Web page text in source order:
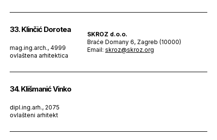
33. Klinčić Dorotea
mag.ing.arch., 4999
ovlaštena arhitektica
SKROZ d.o.o.
Braće Domany 6, Zagreb (10000)
Email: skroz@skroz.org
34. Klišmanić Vinko
dipl.ing.arh., 2075
ovlašteni arhitekt